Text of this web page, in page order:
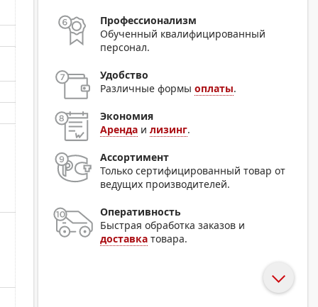
Профессионализм
Обученный квалифицированный
персонал.
Удобство
Различные формыоплаты.
Экономия
Аренда илизинг.
Ассортимент
Только сертифицированный товар от
ведущих производителей.
Оперативность
Быстрая обработка заказов и
доставка товара.